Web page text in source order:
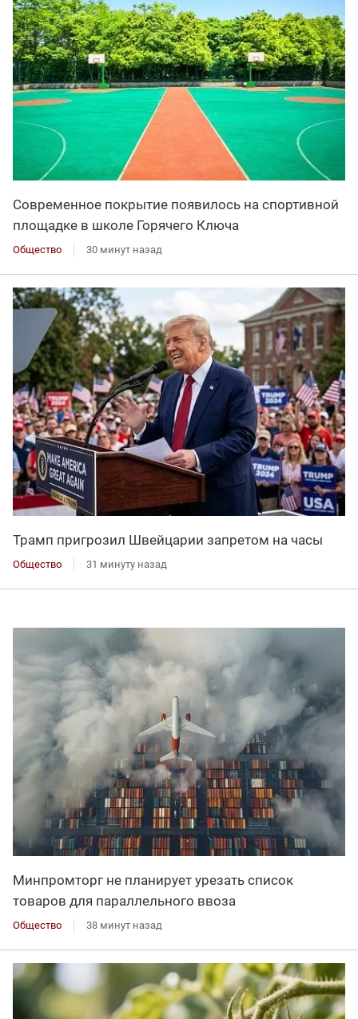
Современное покрытие появилось на спортивной
площадке в школе Горячего Ключа
Общество 30 минут назад
Трамп пригрозил Швейцарии запретом на часы
Общество 31 минуту назад
Минпромторг не планирует урезать список
товаров для параллельного ввоза
Общество 38 минут назад